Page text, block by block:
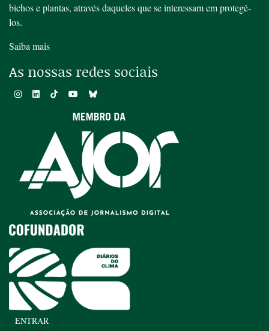
bichos e plantas, através daqueles que se interessam em protegê-
los.
Saiba mais
As nossas redes sociais
ENTRAR